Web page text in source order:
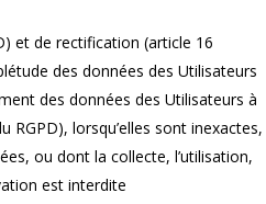
et de rectification (article 16
des données des Utilisateurs
des données des Utilisateurs à
RGPD), lorsqu’elles sont inexactes,
ou dont la collecte, l’utilisation,
est interdite